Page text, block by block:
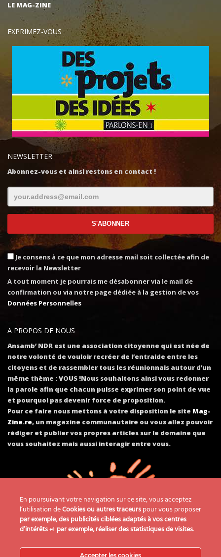
LE MAG-ZINE
EXPRIMEZ-VOUS
NEWSLETTER
Abonnez-vous et ainsi restons en contact !
Je consens à ce que mon adresse mail soit collectée afin de
recevoir la Newsletter
A tout moment je pourrais me désabonner via le mail de
confirmation ou via notre page dédiée à la gestion de vos
Données Personnelles
A PROPOS DE NOUS
Ansamb’ NDR est une association citoyenne qui est née de
notre volonté de vouloir recréer de l’entraide entre les
citoyens et de rassembler tous les réunionnais autour d’un
même thème : VOUS !Nous souhaitons ainsi vous redonner
la parole afin que chacun puisse exprimer son point de vue
et pourquoi pas devenir force de proposition.
Pour ce faire nous mettons à votre disposition le site Mag-
Zine.re, un magazine communautaire ou vous allez pouvoir
rédiger et publier vos propres articles sur le domaine que
vous souhaitez mais aussi interagir entre vous.
En poursuivant votre navigation sur ce site, vous acceptez
l’utilisation deCookies ou autres traceurspour vous proposer
par exemple, des publicités ciblées adaptés à vos centres
d’intérêtsetpar exemple, réaliser des statistiques de visites.
Accepter les cookies